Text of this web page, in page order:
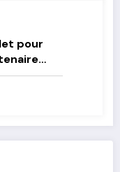
pour